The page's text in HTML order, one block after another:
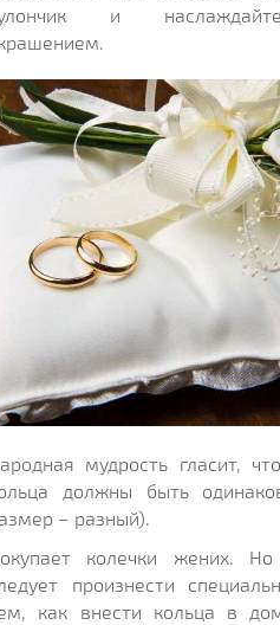
и
мудрость гласит,
должны быть
– разный).
колечки жених.
произнести
как внести кольца в